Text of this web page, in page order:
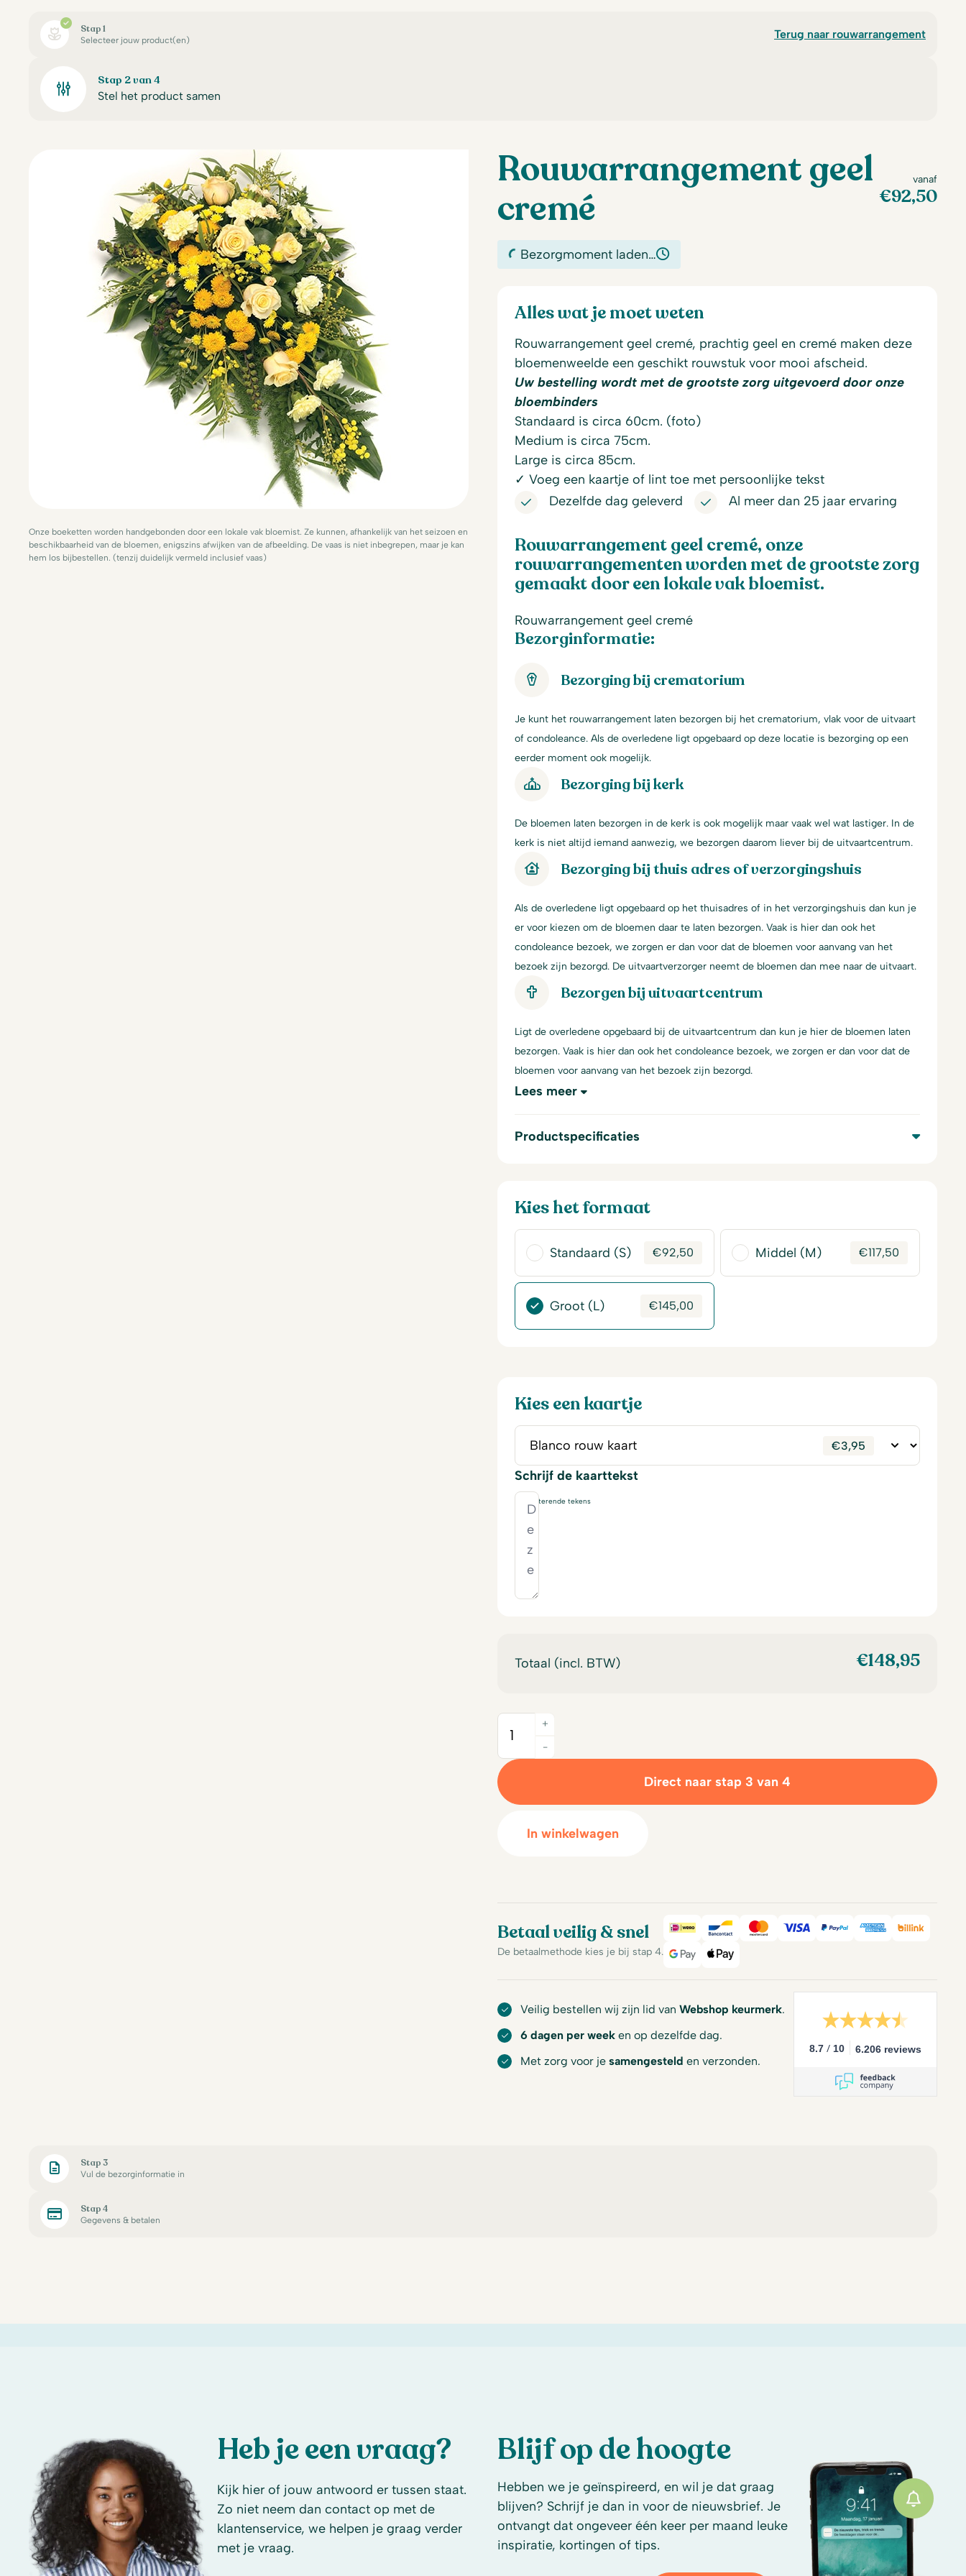
Stap 1
Selecteer jouw product(en) Terug naar rouwarrangement
Stap 2 van 4
Stel het product samen
Onze boeketten worden handgebonden door een lokale vak bloemist. Ze kunnen, afhankelijk van het seizoen en
beschikbaarheid van de bloemen, enigszins afwijken van de afbeelding. De vaas is niet inbegrepen, maar je kan
hem los bijbestellen. (tenzij duidelijk vermeld inclusief vaas)
Rouwarrangement geel
cremé
vanaf
€92,50
Bezorgmoment laden…
Alles wat je moet weten
Rouwarrangement geel cremé, prachtig geel en cremé maken deze
bloemenweelde een geschikt rouwstuk voor mooi afscheid.
Uw bestelling wordt met de grootste zorg uitgevoerd door onze
bloembinders
Standaard is circa 60cm. (foto)
Medium is circa 75cm.
Large is circa 85cm.
✓ Voeg een kaartje of lint toe met persoonlijke tekst
Dezelfde dag geleverd
Al meer dan 25 jaar ervaring
Rouwarrangement geel cremé, onze
rouwarrangementen worden met de grootste zorg
gemaakt door een lokale vak bloemist.
Rouwarrangement geel cremé
Bezorginformatie:
Bezorging bij crematorium
Je kunt het rouwarrangement laten bezorgen bij het crematorium, vlak voor de uitvaart
of condoleance. Als de overledene ligt opgebaard op deze locatie is bezorging op een
eerder moment ook mogelijk.
Bezorging bij kerk
De bloemen laten bezorgen in de kerk is ook mogelijk maar vaak wel wat lastiger. In de
kerk is niet altijd iemand aanwezig, we bezorgen daarom liever bij de uitvaartcentrum.
Bezorging bij thuis adres of verzorgingshuis
Als de overledene ligt opgebaard op het thuisadres of in het verzorgingshuis dan kun je
er voor kiezen om de bloemen daar te laten bezorgen. Vaak is hier dan ook het
condoleance bezoek, we zorgen er dan voor dat de bloemen voor aanvang van het
bezoek zijn bezorgd. De uitvaartverzorger neemt de bloemen dan mee naar de uitvaart.
Bezorgen bij uitvaartcentrum
Ligt de overledene opgebaard bij de uitvaartcentrum dan kun je hier de bloemen laten
bezorgen. Vaak is hier dan ook het condoleance bezoek, we zorgen er dan voor dat de
bloemen voor aanvang van het bezoek zijn bezorgd.
Lees meer
Productspecificaties
Kies het formaat
Standaard (S) €92,50 Middel (M) €117,50
Groot (L) €145,00
Kies een kaartje
€3,95
Schrijf de kaarttekst
resterende tekens
Totaal (incl. BTW) €148,95
Quantity
-
+
Direct naar stap 3 van 4
In winkelwagen
Betaal veilig & snel
De betaalmethode kies je bij stap 4.
iDeal BancontactMastercard
Visa PayPalAmerican
Billink
Google PayApple Pay
Veilig bestellen wij zijn lid van Webshop keurmerk.
6 dagen per week en op dezelfde dag.
Met zorg voor je samengesteld en verzonden.
8.7 / 10 6.206 reviews
Stap 3
Vul de bezorginformatie in
Stap 4
Gegevens & betalen
Heb je een vraag?
Kijk hier of jouw antwoord er tussen staat.
Zo niet neem dan contact op met de
klantenservice, we helpen je graag verder
met je vraag.
Blijf op de hoogte
Hebben we je geïnspireerd, en wil je dat graag
blijven? Schrijf je dan in voor de nieuwsbrief. Je
ontvangt dat ongeveer één keer per maand leuke
inspiratie, kortingen of tips.